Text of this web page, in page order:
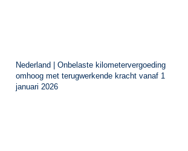
Nederland | Onbelaste kilometervergoeding
omhoog met terugwerkende kracht vanaf 1
januari 2026